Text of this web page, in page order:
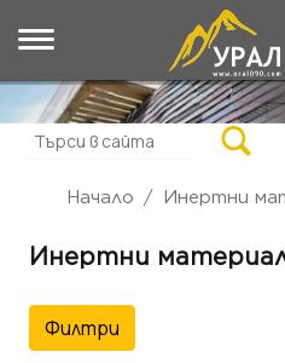
Начало Инертни
Инертни
Филтри